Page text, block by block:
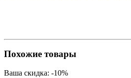
Похожие товары
Ваша скидка: -10%